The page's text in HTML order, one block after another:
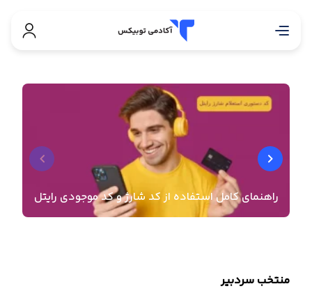
راهنمای کامل استفاده از کد شارژ و کد موجودی رایتل
منتخب سردبیر